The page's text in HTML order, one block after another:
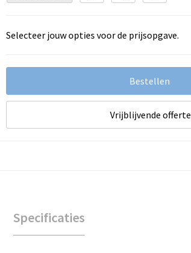
Selecteer jouw opties voor de prijsopgave.
Bestellen
Vrijblijvende offerte
Specificaties